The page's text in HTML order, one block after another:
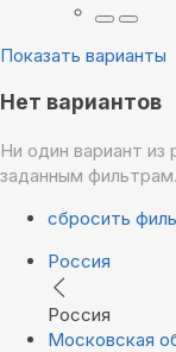
Показать варианты
Нет вариантов
Ни один вариант из
заданным фильтрам.
сбросить
Россия
Россия
Московская